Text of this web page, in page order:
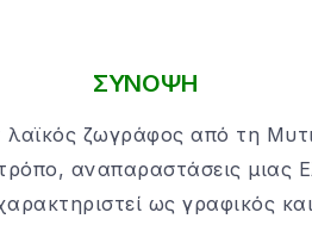
ΣΥΝΟΨΗ
ζωγράφος από τη
αναπαραστάσεις μιας
ως γραφικός